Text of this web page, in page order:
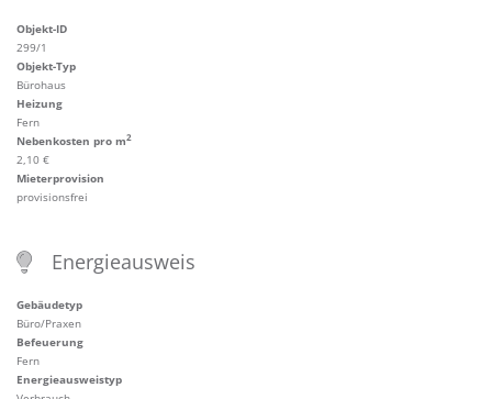
Objekt-ID
299/1
Objekt-Typ
Bürohaus
Heizung
Fern
Nebenkosten pro m2
2,10 €
Mieterprovision
provisionsfrei
Energieausweis
Gebäudetyp
Büro/Praxen
Befeuerung
Fern
Energieausweistyp